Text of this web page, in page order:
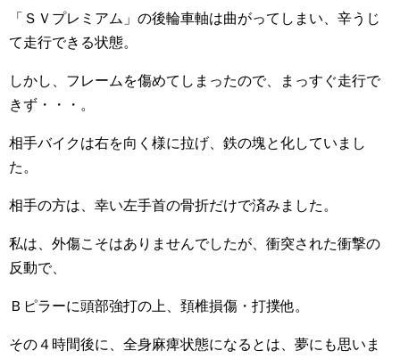
「ＳＶプレミアム」の後輪車軸は曲がってしまい、辛うじ
て走行できる状態。
しかし、フレームを傷めてしまったので、まっすぐ走行で
きず・・・。
相手バイクは右を向く様に拉げ、鉄の塊と化していまし
た。
相手の方は、幸い左手首の骨折だけで済みました。
私は、外傷こそはありませんでしたが、衝突された衝撃の
反動で、
Ｂピラーに頭部強打の上、頚椎損傷・打撲他。
その４時間後に、全身麻痺状態になるとは、夢にも思いま